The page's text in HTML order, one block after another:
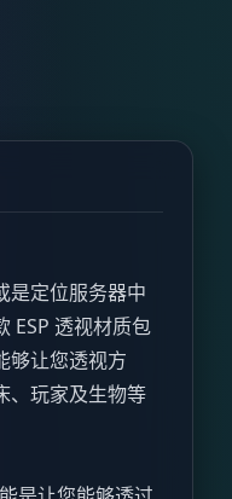
是定位服务器中
ESP 透视材质包
够让您透视方
、玩家及生物等